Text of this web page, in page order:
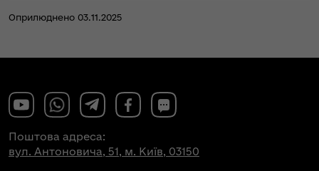
Оприлюднено 03.11.2025
Поштова адреса:
вул. Антоновича, 51, м. Київ, 03150